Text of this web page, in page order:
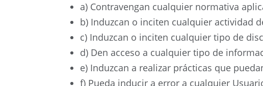
a) Contravengan cualquier normativa
b) Induzcan o inciten cualquier actividad
c) Induzcan o inciten cualquier tipo de
d) Den acceso a cualquier tipo de
e) Induzcan a realizar prácticas que
f) Pueda inducir a error a cualquier